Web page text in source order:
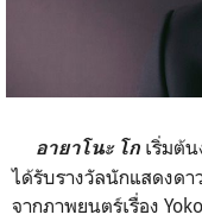
อายาโนะ โก เริ่มต้
ได้รับรางวัลนักแสดงดา
จากภาพยนตร์เรื่อง